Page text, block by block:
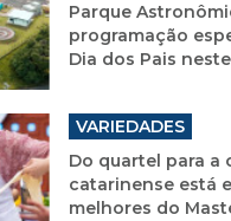
Parque
programação
Dia dos Pais
VARIEDADES
Do quartel para a
catarinense está
melhores do